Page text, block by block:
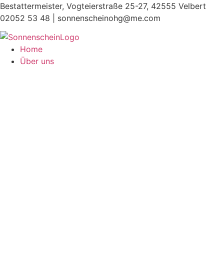
Zum
Inhalt
springen
Bestattermeister, Vogteierstraße 25-27, 42555 Velbert
02052 53 48 | sonnenscheinohg@me.com
Home
Über uns